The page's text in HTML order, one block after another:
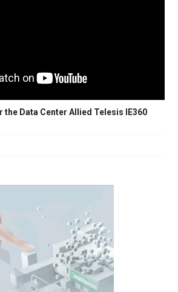
Data Center Allied Telesis IE360